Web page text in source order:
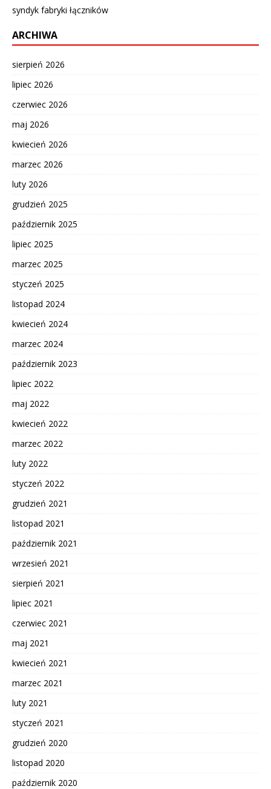
syndyk fabryki łączników
ARCHIWA
sierpień 2026
lipiec 2026
czerwiec 2026
maj 2026
kwiecień 2026
marzec 2026
luty 2026
grudzień 2025
październik 2025
lipiec 2025
marzec 2025
styczeń 2025
listopad 2024
kwiecień 2024
marzec 2024
październik 2023
lipiec 2022
maj 2022
kwiecień 2022
marzec 2022
luty 2022
styczeń 2022
grudzień 2021
listopad 2021
październik 2021
wrzesień 2021
sierpień 2021
lipiec 2021
czerwiec 2021
maj 2021
kwiecień 2021
marzec 2021
luty 2021
styczeń 2021
grudzień 2020
listopad 2020
październik 2020